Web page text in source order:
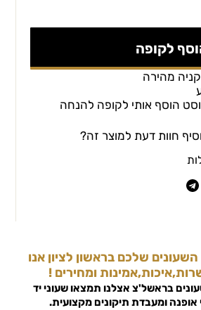
לקופה
קניה מהירה
הוסף אותי לקופה להנחה
חוות דעת למוצר זה?
שלכם בראשון לציון אנו
ומחירים !
בראשל'צ אצלנו תמצאו שעוני יד
אופנה ומעבדת תיקונים מקצועית.